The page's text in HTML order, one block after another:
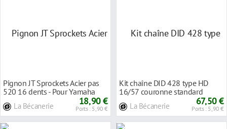
Pignon JT Sprockets Acier pas
520 16 dents - Pour Yamaha
La Bécanerie 18,90 €
Ports : 5,90 €
Kit chaîne DID 428 type HD
16/57 couronne standard
La Bécanerie 67,50 €
Ports : 5,90 €